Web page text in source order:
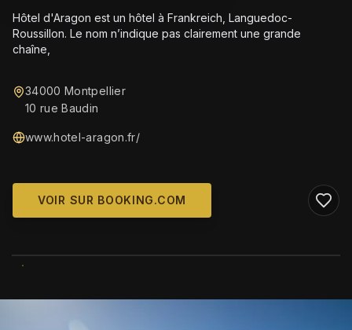
Hôtel d'Aragon est un hôtel à Frankreich, Languedoc-
Roussillon. Le nom n’indique pas clairement une grande
chaîne,
34000 Montpellier
10 rue Baudin
www.hotel-aragon.fr/
VOIR SUR BOOKING.COM